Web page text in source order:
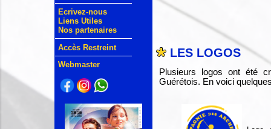
Ecrivez-nous
Liens Utiles
Nos partenaires
Accès Restreint
Webmaster
LES LOGOS
Plusieurs logos ont été
Guérétois. En voici